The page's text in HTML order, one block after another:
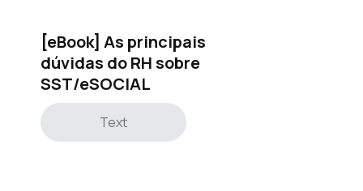
[eBook] As principais
dúvidas do RH sobre
SST/eSOCIAL
Text